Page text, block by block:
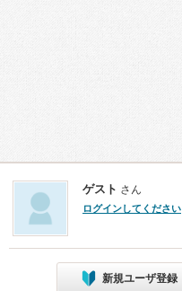
ゲスト さん
ログインしてください
新規ユーザ登録